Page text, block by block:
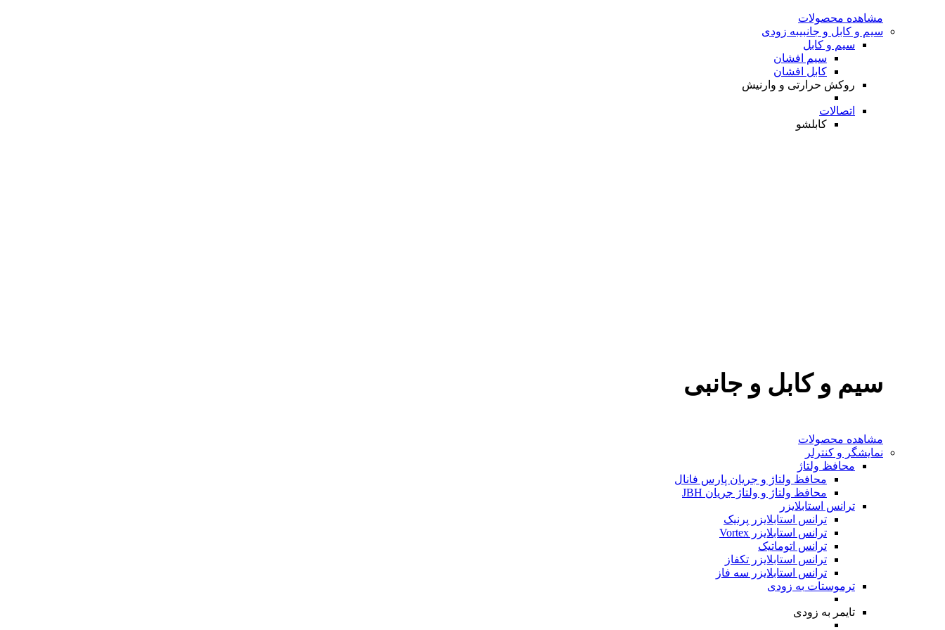
مشاهده محصولات
سیم و کابل و جانبیبه زودی
سیم و کابل
سیم افشان
کابل افشان
روکش حرارتی و وارنیش
اتصالات
کابلشو
سیم و کابل و جانبی
مشاهده محصولات
نمایشگر و کنترلر
محافظ ولتاژ
محافظ ولتاژ و جریان پارس فانال
محافظ ولتاژ و ولتاژ جریان JBH
ترانس استابلایزر
ترانس استابلایزر پرنیک
ترانس استابلایزر Vortex
ترانس اتوماتیک
ترانس استابلایزر تکفاز
ترانس استابلایزر سه فاز
ترموستات به‌ زودی
تایمر به‌ زودی